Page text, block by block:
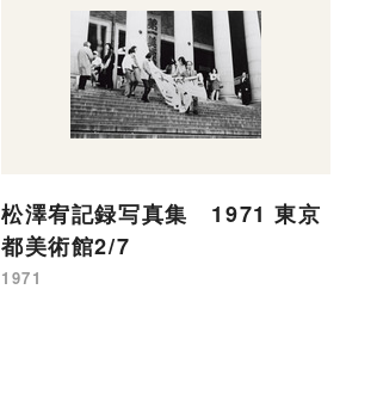
松澤宥記録写真集 1971 東京
都美術館2/7
1971